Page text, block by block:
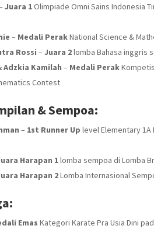
Juara 1Olimpiade Omni Sains Indonesia
– Medali PerakNational Science &
Rossi –Juara 2lomba Bahasa inggris
Kamilah – Medali Perak
Contest
& Sempoa:
– 1st Runner Up level Elementary 1A
Harapan 1lomba sempoa di Lomba
Harapan 2Lomba Internasional
Emas Kategori Karate Pra Usia Dini